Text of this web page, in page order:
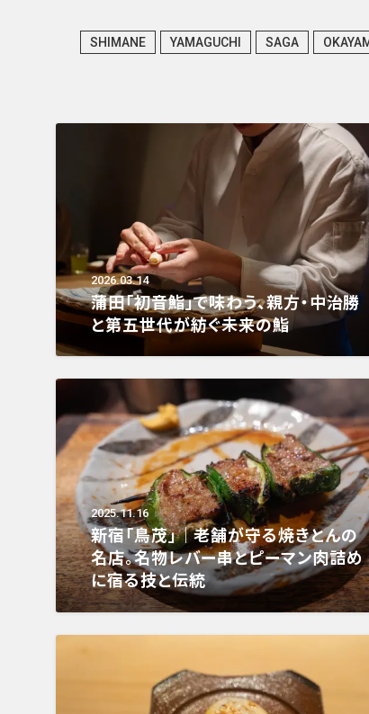
SHIMANE YAMAGUCHI SAGA
2026.03.14
蒲田「初音鮨」で味わう、親方・中治勝
と第五世代が紡ぐ未来の鮨
2025.11.16
新宿「鳥茂」｜老舗が守る焼きとんの
名店。名物レバー串とピーマン肉詰め
に宿る技と伝統